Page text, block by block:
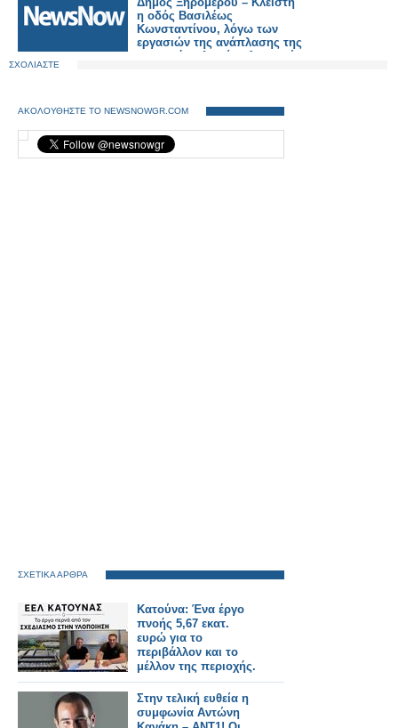
η οδός Βασιλέως
Κωνσταντίνου, λόγω των
εργασιών της ανάπλασης της
κεντρικής πλατείας Αστακού.
ΣΧΟΛΙΑΣΤΕ
ΑΚΟΛΟΥΘΗΣΤΕ ΤΟ NEWSNOWGR.COM
ΣΧΕΤΙΚΑ ΑΡΘΡΑ
Κατούνα: Ένα έργο
πνοής 5,67 εκατ.
ευρώ για το
περιβάλλον και το
μέλλον της περιοχής.
Στην τελική ευθεία η
συμφωνία Αντώνη